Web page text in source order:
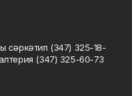
сәркәтип (347) 325-18-
(347) 325-60-73